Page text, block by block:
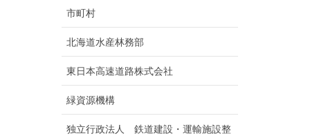
市町村
北海道水産林務部
東日本高速道路株式会社
緑資源機構
独立行政法人 鉄道建設・運輸施設整